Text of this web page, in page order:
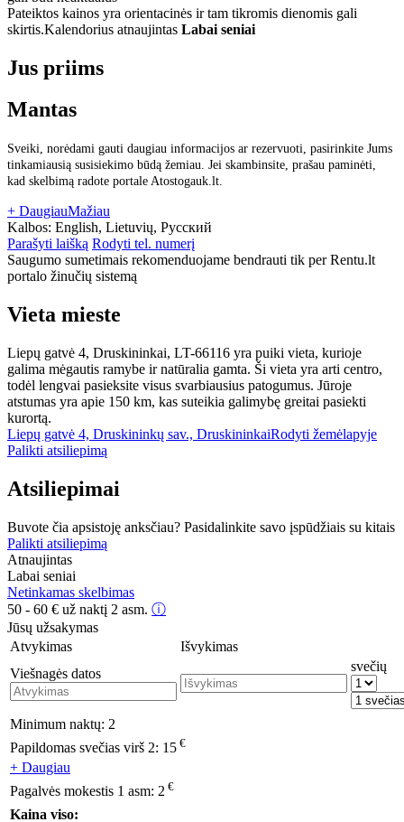
Pateiktos kainos yra orientacinės ir tam tikromis dienomis gali
skirtis.Kalendorius atnaujintas Labai seniai
Jus priims
Mantas
Sveiki, norėdami gauti daugiau informacijos ar rezervuoti, pasirinkite Jums
tinkamiausią susisiekimo būdą žemiau. Jei skambinsite, prašau paminėti,
kad skelbimą radote portale Atostogauk.lt.
+ DaugiauMažiau
Kalbos: English, Lietuvių, Русский
Parašyti laišką Rodyti tel. numerį
Saugumo sumetimais rekomenduojame bendrauti tik per Rentu.lt
portalo žinučių sistemą
Vieta mieste
Liepų gatvė 4, Druskininkai, LT-66116 yra puiki vieta, kurioje
galima mėgautis ramybe ir natūralia gamta. Ši vieta yra arti centro,
todėl lengvai pasieksite visus svarbiausius patogumus. Jūroje
atstumas yra apie 150 km, kas suteikia galimybę greitai pasiekti
kurortą.
Liepų gatvė 4, Druskininkų sav., DruskininkaiRodyti žemėlapyje
Palikti atsiliepimą
Atsiliepimai
Buvote čia apsistoję anksčiau? Pasidalinkite savo įspūdžiais su kitais
Palikti atsiliepimą
Atnaujintas
Labai seniai
Netinkamas skelbimas
50 - 60 € už naktį 2 asm. ⓘ
Jūsų užsakymas
Atvykimas
Išvykimas
Viešnagės datos
svečių
Minimum naktų: 2
Papildomas svečias virš 2: 15 €
+ Daugiau
Pagalvės mokestis 1 asm: 2 €
Kaina viso: